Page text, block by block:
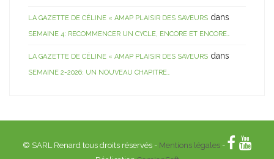
LA GAZETTE DE CÉLINE « AMAP PLAISIR DES SAVEURS dans
SEMAINE 4: RECOMMENCER UN CYCLE, ENCORE ET ENCORE…
LA GAZETTE DE CÉLINE « AMAP PLAISIR DES SAVEURS dans
SEMAINE 2-2026: UN NOUVEAU CHAPITRE…
© SARL Renard tous droits réservés - Mentions légales-